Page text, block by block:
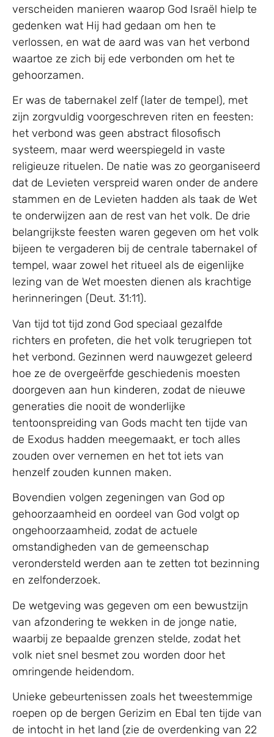
verscheiden manieren waarop God Israël hielp te
gedenken wat Hij had gedaan om hen te
verlossen, en wat de aard was van het verbond
waartoe ze zich bij ede verbonden om het te
gehoorzamen.
Er was de tabernakel zelf (later de tempel), met
zijn zorgvuldig voorgeschreven riten en feesten:
het verbond was geen abstract filosofisch
systeem, maar werd weerspiegeld in vaste
religieuze rituelen. De natie was zo georganiseerd
dat de Levieten verspreid waren onder de andere
stammen en de Levieten hadden als taak de Wet
te onderwijzen aan de rest van het volk. De drie
belangrijkste feesten waren gegeven om het volk
bijeen te vergaderen bij de centrale tabernakel of
tempel, waar zowel het ritueel als de eigenlijke
lezing van de Wet moesten dienen als krachtige
herinneringen (Deut. 31:11).
Van tijd tot tijd zond God speciaal gezalfde
richters en profeten, die het volk terugriepen tot
het verbond. Gezinnen werd nauwgezet geleerd
hoe ze de overgeërfde geschiedenis moesten
doorgeven aan hun kinderen, zodat de nieuwe
generaties die nooit de wonderlijke
tentoonspreiding van Gods macht ten tijde van
de Exodus hadden meegemaakt, er toch alles
zouden over vernemen en het tot iets van
henzelf zouden kunnen maken.
Bovendien volgen zegeningen van God op
gehoorzaamheid en oordeel van God volgt op
ongehoorzaamheid, zodat de actuele
omstandigheden van de gemeenschap
verondersteld werden aan te zetten tot bezinning
en zelfonderzoek.
De wetgeving was gegeven om een bewustzijn
van afzondering te wekken in de jonge natie,
waarbij ze bepaalde grenzen stelde, zodat het
volk niet snel besmet zou worden door het
omringende heidendom.
Unieke gebeurtenissen zoals het tweestemmige
roepen op de bergen Gerizim en Ebal ten tijde van
de intocht in het land (zie de overdenking van 22